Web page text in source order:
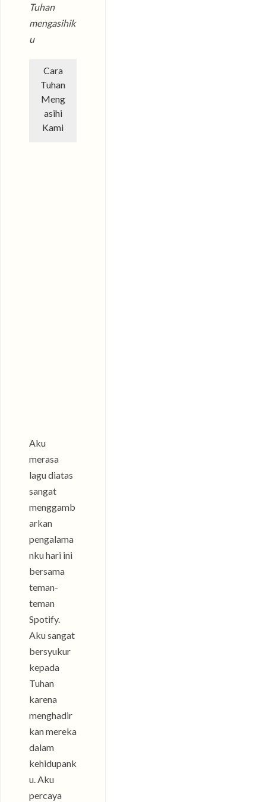
Tuhan
mengasihik
u
Cara
Tuhan
Meng
asihi
Kami
Aku
merasa
lagu diatas
sangat
menggamb
arkan
pengalama
nku hari ini
bersama
teman-
teman
Spotify.
Aku sangat
bersyukur
kepada
Tuhan
karena
menghadir
kan mereka
dalam
kehidupank
u. Aku
percaya